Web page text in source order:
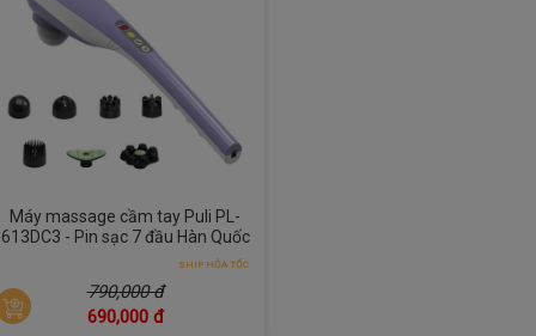
Máy massage cầm tay Puli PL-
613DC3 - Pin sạc 7 đầu Hàn Quốc
SHIP HỎA TỐC
790,000 đ
690,000 đ